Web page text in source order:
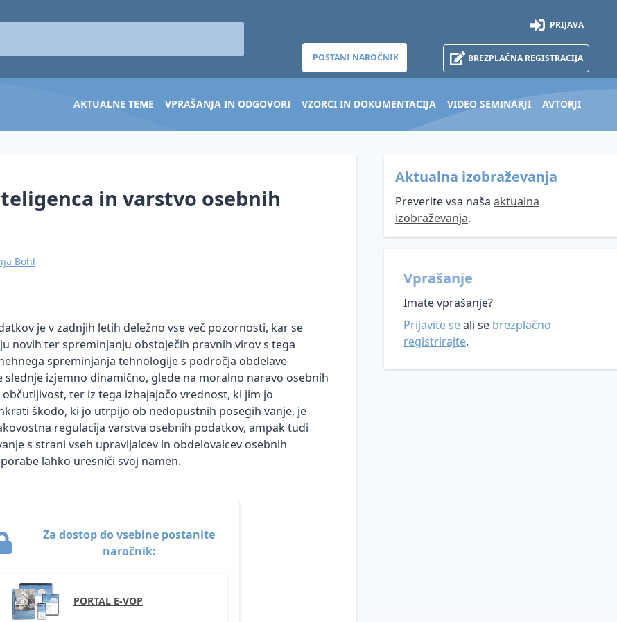
POSTANI NAROČNIK
PRIJAVA
BREZPLAČNA REGISTRACIJA
AKTUALNE TEME VPRAŠANJA IN ODGOVORI VZORCI IN DOKUMENTACIJA VIDEO SEMINARJI AVTORJI
in varstvo osebnih
Bohl
je v zadnjih letih deležno vse več pozornosti, kar se
novih ter spreminjanju obstoječih pravnih virov s tega
spreminjanja tehnologije s področja obdelave
slednje izjemno dinamično, glede na moralno naravo osebnih
ter iz tega izhajajočo vrednost, ki jim jo
škodo, ki jo utrpijo ob nedopustnih posegih vanje, je
regulacija varstva osebnih podatkov, ampak tudi
s strani vseh upravljalcev in obdelovalcev osebnih
lahko uresniči svoj namen.
Za dostop do vsebine postanite
naročnik:
PORTAL E-VOP
Aktualna izobraževanja
Preverite vsa naša aktualna
izobraževanja.
Vprašanje
Imate vprašanje?
Prijavite seali se brezplačno
registrirajte.